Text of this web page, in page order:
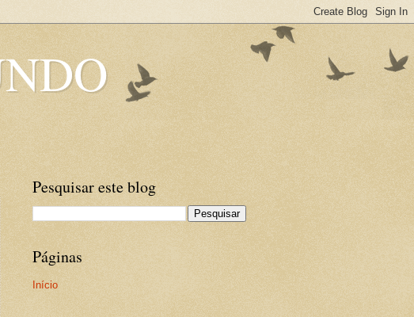
Pesquisar este blog
Páginas
Início